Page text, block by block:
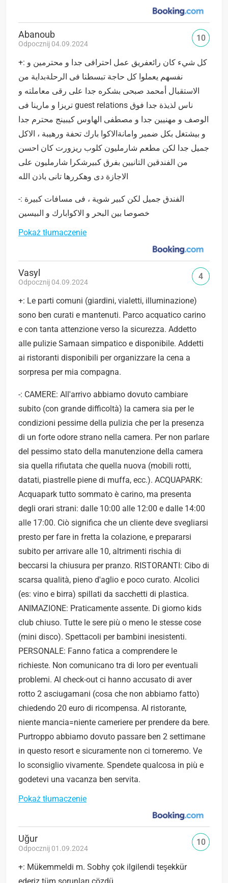
Abanoub
Odpocznij 04.09.2024
+: كل شيء كان رائعفريق عمل احترافى جدا و محترمين و
نفسهم يعملوا كل حاجة تبسطنا فى الرحلةبداية من
الاستقبال أمحمد صبحى بشكره جدا على رقى معاملته و
تريزا و مارينا فى guest relations ناس لذيذة جدا فوق
الوصف و مهنيين جدا و مصطفى الهاوس كيبينج محترم جدا
و بيشتغل بكل ضمير وامانةالاكوا بارك تحفة ورهيبة ، الاكل
جميل جدا لكن مطعم شارمليون كلوب ريزورت كان احسن
من الفندقين التانيين بفرق كبيرشكرا شارمليون على
الاجازة دى وهكررها تانى باذن الله
-: الفندق جميل لكن كبير شوية ، فى مسافات كبيرة
خصوصا بين البحر و الاكوابارك و البيسين
Pokaż tłumaczenie
10
Vasyl
Odpocznij 04.09.2024
+: Le parti comuni (giardini, vialetti, illuminazione)
sono ben curati e mantenuti. Parco acquatico carino
e con tanta attenzione verso la sicurezza. Addetto
alle pulizie Samaan simpatico e disponibile. Addetti
ai ristoranti disponibili per organizzare la cena a
sorpresa per mia compagna.
-: CAMERE: All'arrivo abbiamo dovuto cambiare
subito (con grande difficoltà) la camera sia per le
condizioni pessime della pulizia che per la presenza
di un forte odore strano nella camera. Per non parlare
del pessimo stato della manutenzione della camera
sia quella rifiutata che quella nuova (mobili rotti,
datati, piastrelle piene di muffa, ecc.). ACQUAPARK:
Acquapark tutto sommato è carino, ma presenta
degli orari strani: dalle 10:00 alle 12:00 e dalle 14:00
alle 17:00. Ciò significa che un cliente deve svegliarsi
presto per fare in fretta la colazione, e prepararsi
subito per arrivare alle 10, altrimenti rischia di
beccarsi la chiusura per pranzo. RISTORANTI: Cibo di
scarsa qualità, pieno d'aglio e poco curato. Alcolici
(es: vino e birra) spillati da sacchetti di plastica.
ANIMAZIONE: Praticamente assente. Di giorno kids
club chiuso. Tutte le sere più o meno le stesse cose
(mini disco). Spettacoli per bambini inesistenti.
PERSONALE: Fanno fatica a comprendere le
richieste. Non comunicano tra di loro per eventuali
problemi. Al check-out ci hanno accusato di aver
rotto 2 asciugamani (cosa che non abbiamo fatto)
chiedendo 20 euro di ricompensa. Al ristorante,
niente mancia=niente cameriere per prendere da bere.
Purtroppo abbiamo dovuto passare ben 2 settimane
in questo resort e sicuramente non ci torneremo. Ve
lo sconsiglio vivamente. Spendete qualcosa in più e
godetevi una vacanza ben servita.
Pokaż tłumaczenie
4
Uğur
Odpocznij 01.09.2024
+: Mükemmeldi m. Sobhy çok ilgilendi teşekkür
10